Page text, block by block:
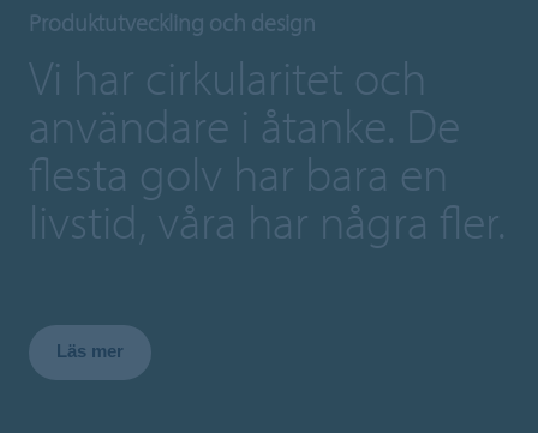
Produktutveckling och design
Vi har cirkularitet och
användare i åtanke. De
flesta golv har bara en
livstid, våra har några fler.
Läs mer